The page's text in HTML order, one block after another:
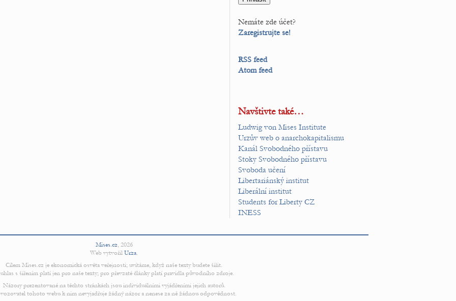
Nemáte zde účet?
Zaregistrujte se!
RSS feed
Atom feed
Navštivte také…
Ludwig von Mises Institute
Urzův web o anarchokapitalismu
Kanál Svobodného přístavu
Stoky Svobodného přístavu
Svoboda učení
Libertariánský institut
Liberální institut
Students for Liberty CZ
INESS
Mises.cz, 2026
Web vytvořil Urza.
Cílem Mises.cz je ekonomická osvěta veřejnosti; uvítáme, když naše texty budete šířit.
s šířením platí jen pro naše texty; pro převzaté články platí pravidla původního zdroje.
Názory prezentované na těchto stránkách jsou individuálními vyjádřeními jejich autorů.
tohoto webu k nim nevyjadřuje žádný názor a nenese za ně žádnou odpovědnost.